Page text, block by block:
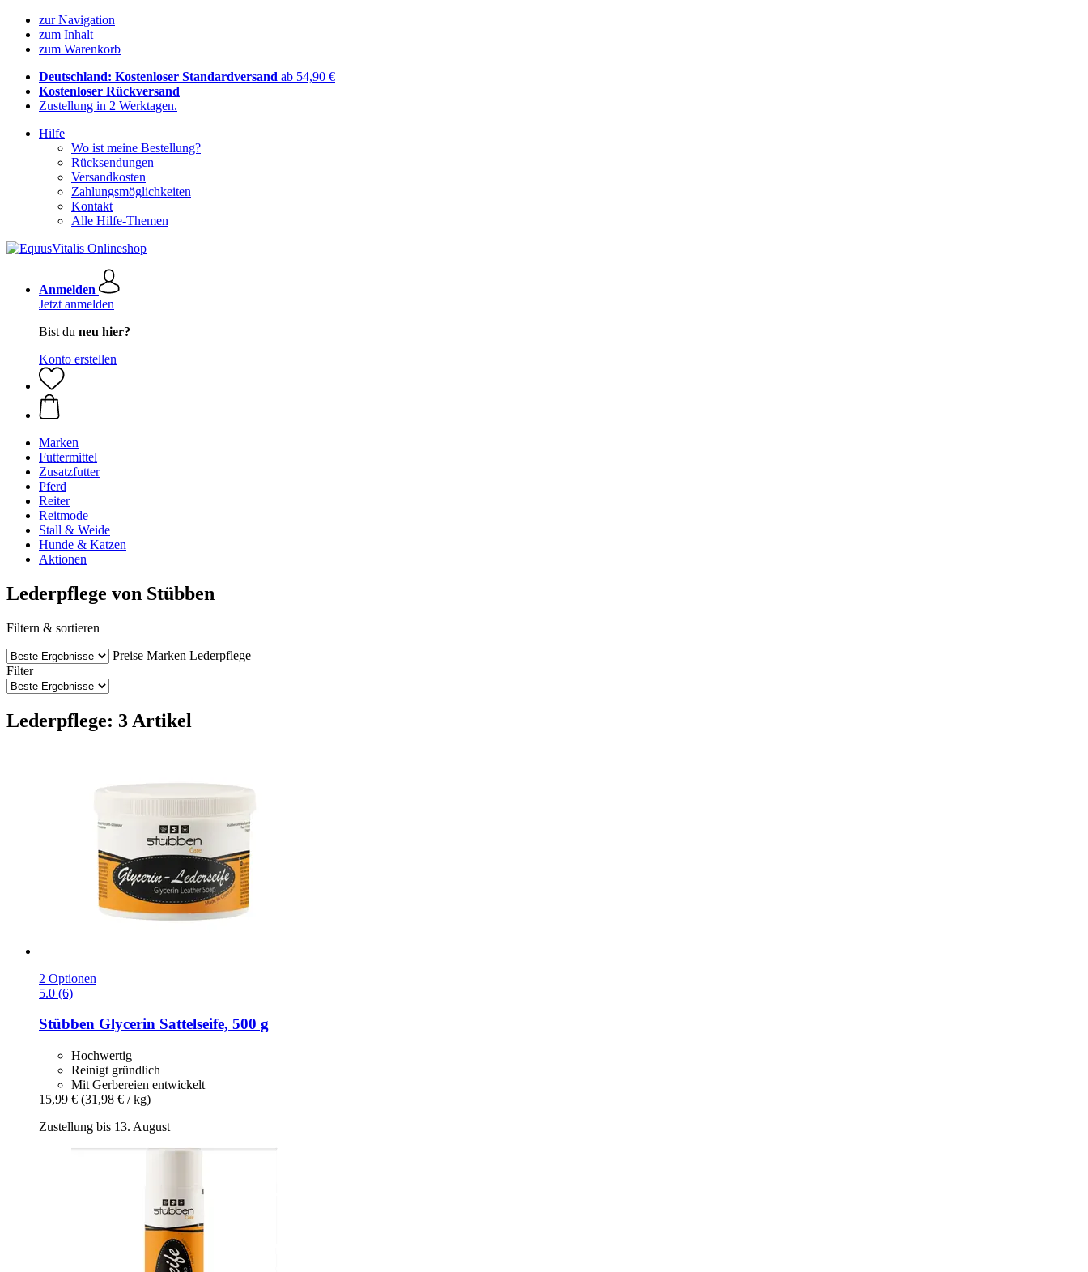
zur Navigation
zum Inhalt
zum Warenkorb
Deutschland: Kostenloser Standardversand ab 54,90 €
Kostenloser Rückversand
Zustellung in 2 Werktagen.
Hilfe
Wo ist meine Bestellung?
Rücksendungen
Versandkosten
Zahlungsmöglichkeiten
Kontakt
Alle Hilfe-Themen
Anmelden
Jetzt anmelden
Bist du neu hier?
Konto erstellen
Marken
Futtermittel
Zusatzfutter
Pferd
Reiter
Reitmode
Stall & Weide
Hunde & Katzen
Aktionen
Lederpflege von Stübben
Filtern & sortieren
Preise Marken Lederpflege
Filter
Lederpflege: 3 Artikel
2 Optionen
5.0 (6)
Stübben Glycerin Sattelseife, 500 g
Hochwertig
Reinigt gründlich
Mit Gerbereien entwickelt
15,99 € (31,98 € / kg)
Zustellung bis 13. August